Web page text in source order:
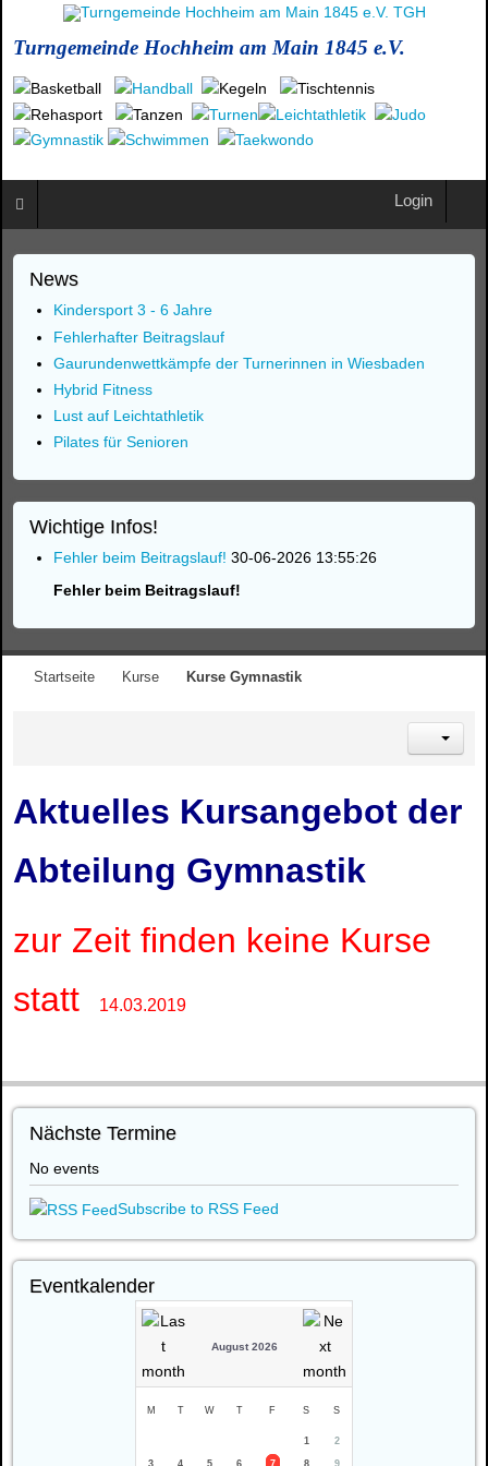
Turngemeinde Hochheim am Main 1845 e.V.
Login
News
Kindersport 3 - 6 Jahre
Fehlerhafter Beitragslauf
Gaurundenwettkämpfe der Turnerinnen in Wiesbaden
Hybrid Fitness
Lust auf Leichtathletik
Pilates für Senioren
Wichtige Infos!
Fehler beim Beitragslauf! 30-06-2026 13:55:26
Fehler beim Beitragslauf!
Startseite Kurse Kurse Gymnastik
Aktuelles Kursangebot der
Abteilung Gymnastik
zur Zeit finden keine Kurse
statt
14.03.2019
Nächste Termine
No events
Subscribe to RSS Feed
Eventkalender
August 2026
M T W T F S S
1 2